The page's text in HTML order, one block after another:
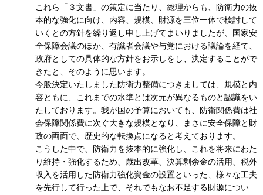
これら「３文書」の策定に当たり、総理からも、防衛力の抜
本的な強化に向け、内容、規模、財源を三位一体で検討して
いくとの方針を繰り返し申し上げてまいりましたが、国家安
全保障会議のほか、有識者会議や与党における議論を経て、
政府としての具体的な方針をお示しをし、決定することがで
きたと、そのように思います。
今般決定いたしました防衛力整備につきましては、規模と内
容ともに、これまでの水準とは次元が異なるものと認識をい
たしております。我が国の予算においても、防衛関係費は社
会保障関係費に次ぐ大きな規模となり、まさに安全保障と財
政の両面で、歴史的な転換点になると考えております。
こうした中で、防衛力を抜本的に強化し、これを将来にわた
り維持・強化するため、歳出改革、決算剰余金の活用、税外
収入を活用した防衛力強化資金の設置といった、様々な工夫
を先行して行った上で、それでもなお不足する財源につい